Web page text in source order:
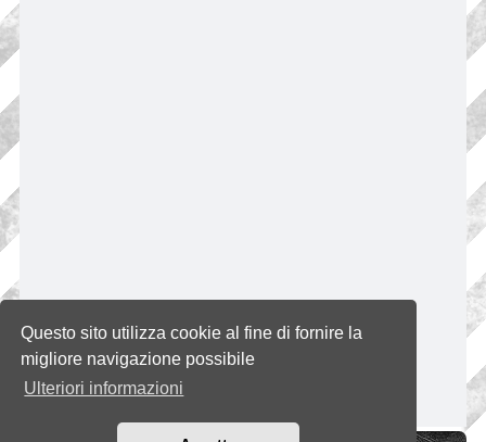
Questo sito utilizza cookie al fine di fornire la
migliore navigazione possibile
Ulteriori informazioni